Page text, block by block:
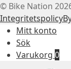
© Bike Nation
Integritetspolicy
Mitt konto
Sök
Varukorg 0